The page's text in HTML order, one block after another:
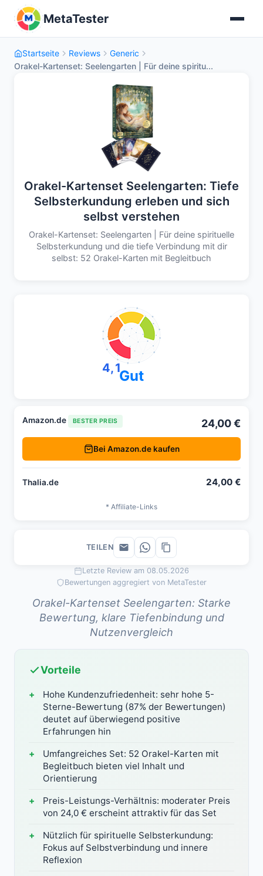
MetaTester
Startseite Reviews
Generic
Orakel-Kartenset: Seelengarten | Für deine spiritu...
Orakel-Kartenset Seelengarten: Tiefe
Selbsterkundung erleben und sich
selbst verstehen
Orakel-Kartenset: Seelengarten | Für deine spirituelle
Selbsterkundung und die tiefe Verbindung mit dir
selbst: 52 Orakel-Karten mit Begleitbuch
Letzte Review am 08.05.2026
Bewertungen aggregiert von MetaTester
Orakel-Kartenset Seelengarten: Starke
Bewertung, klare Tiefenbindung und
Nutzenvergleich
Vorteile
Hohe Kundenzufriedenheit: sehr hohe 5-
Sterne-Bewertung (87% der Bewertungen)
deutet auf überwiegend positive
Erfahrungen hin
Umfangreiches Set: 52 Orakel-Karten mit
Begleitbuch bieten viel Inhalt und
Orientierung
Preis-Leistungs-Verhältnis: moderater Preis
von 24,0 € erscheint attraktiv für das Set
Nützlich für spirituelle Selbsterkundung:
Fokus auf Selbstverbindung und innere
Reflexion
4,1Gut
Amazon.de BESTER PREIS 24,00 €
Bei Amazon.de kaufen
Thalia.de 24,00 €
* Affiliate-Links
TEILEN